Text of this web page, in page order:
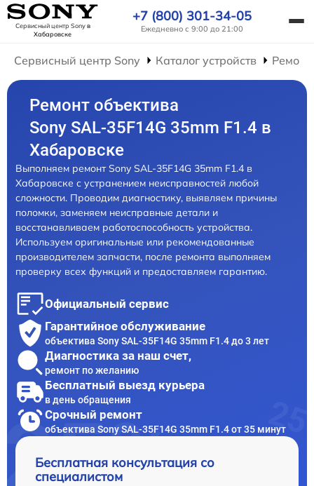
Сервисный центр Sonyв
Хабаровске
+7 (800) 301-34-05
Ежедневно с 9:00 до 21:00
Сервисный центр Sony Каталог устройств
Ремонт объектива
Sony SAL-35F14G 35mm F1.4 в
Хабаровске
Выполняем ремонт Sony SAL-35F14G 35mm F1.4 в
Хабаровске с устранением неисправностей любой
сложности. Проводим диагностику, выявляем причины
поломки, заменяем неисправные детали и
восстанавливаем работоспособность устройства.
Используем оригинальные или рекомендованные
производителем запчасти, после ремонта выполняем
проверку всех функций и предоставляем гарантию.
Официальный сервис
Гарантийное обслуживание
объектива Sony SAL-35F14G 35mm F1.4 до 3 лет
Диагностика за наш счет,
ремонт по желанию
Бесплатный выезд курьера
в день обращения
Срочный ремонт
объектива Sony SAL-35F14G 35mm F1.4 от 35 минут
Бесплатная консультация со
специалистом